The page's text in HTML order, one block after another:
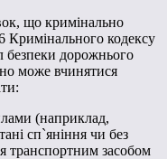
що кримінально
Кримінального кодексу
безпеки дорожнього
може вчинятися
(наприклад,
сп`яніння чи без
транспортним засобом